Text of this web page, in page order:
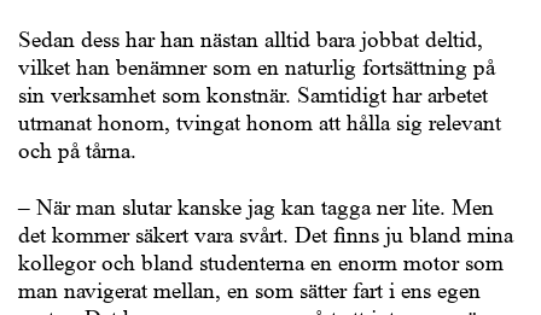
Sedan dess har han nästan alltid bara jobbat deltid,
vilket han benämner som en naturlig fortsättning på
sin verksamhet som konstnär. Samtidigt har arbetet
utmanat honom, tvingat honom att hålla sig relevant
och på tårna.
– När man slutar kanske jag kan tagga ner lite. Men
det kommer säkert vara svårt. Det finns ju bland mina
kollegor och bland studenterna en enorm motor som
man navigerat mellan, en som sätter fart i ens egen